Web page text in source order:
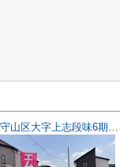
GRAFARE守山区大字上志段味6期4棟【仲介手数料無料 上志段味東小 志段味中】